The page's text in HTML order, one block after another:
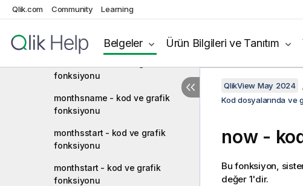
Qlik.com Community Learning
Belgeler Ürün Bilgileri ve Tanıtım
fonksiyonu
fonksiyonu
fonksiyonu
monthsname - kod ve grafik
fonksiyonu
monthsstart - kod ve grafik
fonksiyonu
monthstart - kod ve grafik
fonksiyonu
QlikView May 2024
Kod dosyalarında ve
now -
Bu fonksiyon,
değer 1'dir.